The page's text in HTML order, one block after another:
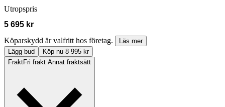
Utropspris
5 695 kr
Köparskydd är valfritt hos företag.
Läs mer
Lägg bud
Köp nu 8 995 kr
FraktFri frakt Annat fraktsätt